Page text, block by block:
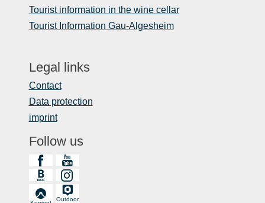
Tourist information in the wine cellar
Tourist Information Gau-Algesheim
Legal links
Contact
Data protection
imprint
Follow us
Outdoor